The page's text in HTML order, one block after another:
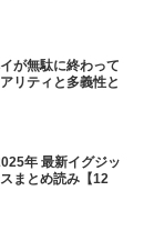
が無駄に終わって
リティと多義性と
年 最新イグジッ
まとめ読み【12